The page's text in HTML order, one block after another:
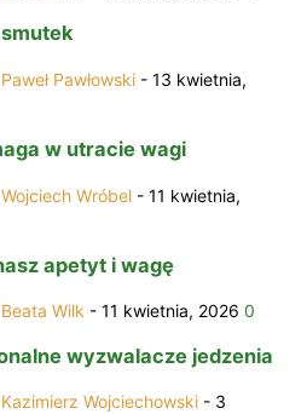
Paweł Pawłowski - 13 kwietnia,
w utracie wagi
Wojciech Wróbel - 11 kwietnia,
apetyt i wagę
Beata Wilk - 11 kwietnia, 2026 0
wyzwalacze jedzenia
Kazimierz Wojciechowski - 3